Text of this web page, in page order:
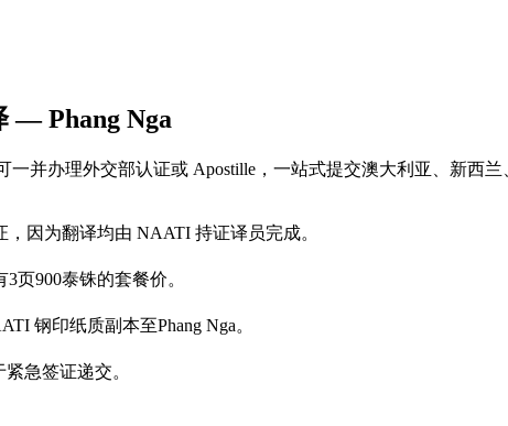
— Phang Nga
并办理外交部认证或 Apostille，一站式提交澳大利亚、新西
，因为翻译均由 NAATI 持证译员完成。
页900泰铢的套餐价。
钢印纸质副本至Phang Nga。
急签证递交。